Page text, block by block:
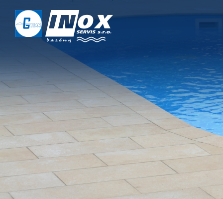
DOMŮ
O NÁS
REALIZACE
SERVIS